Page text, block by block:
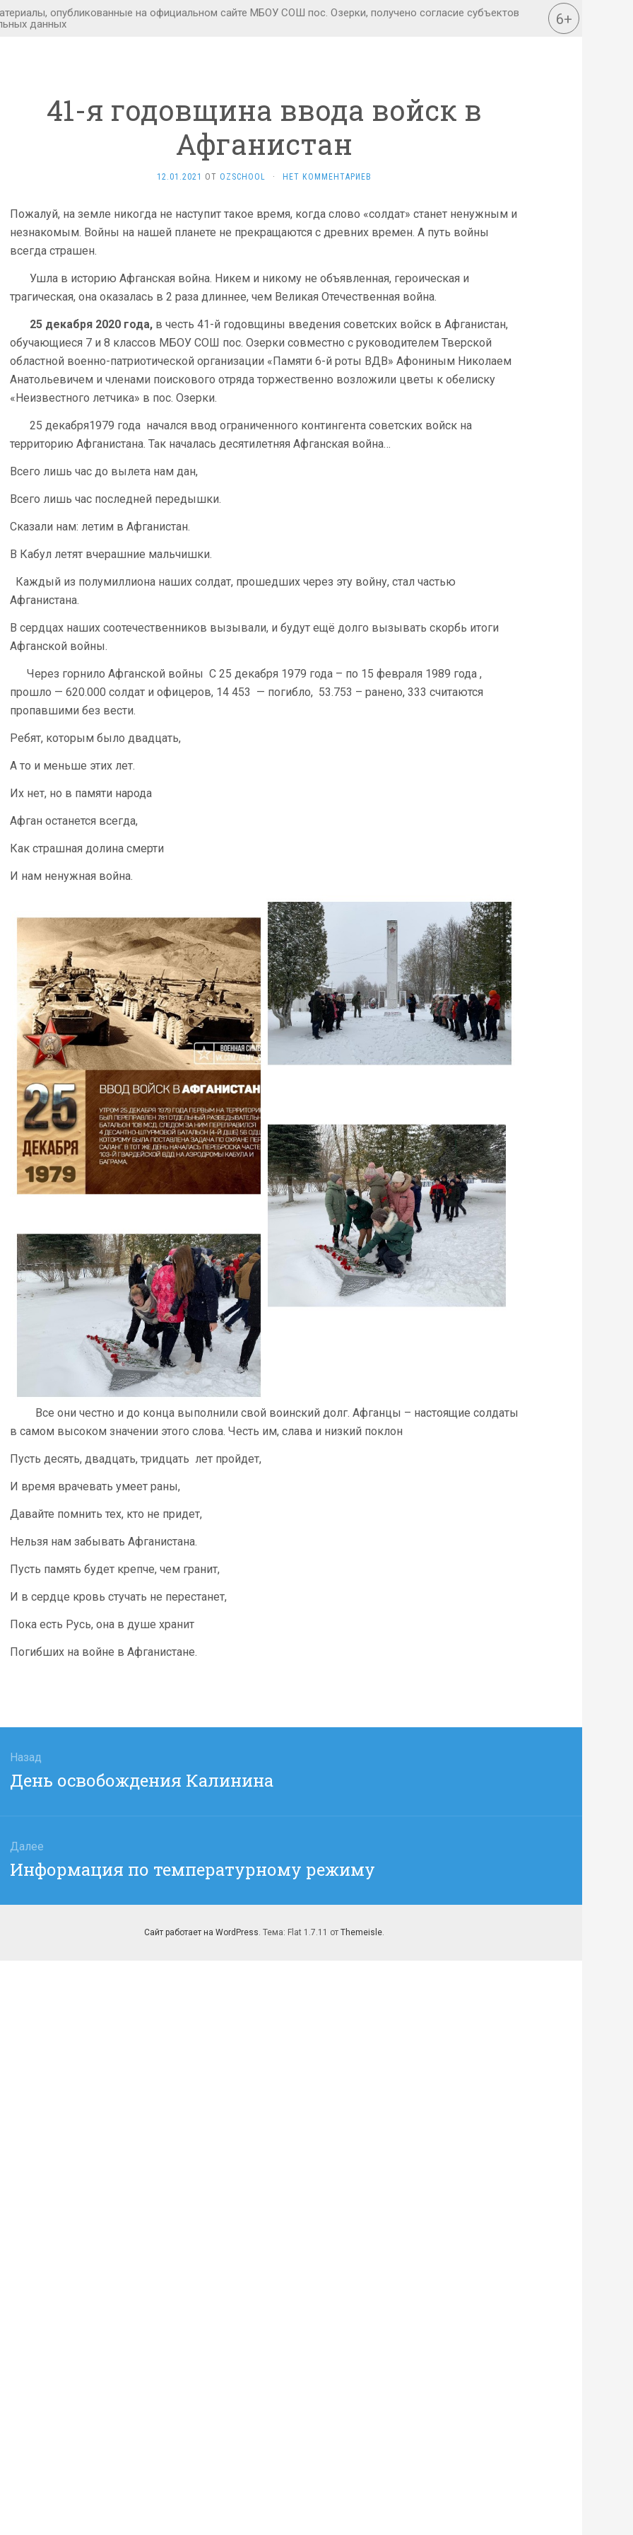
41-я годовщина ввода войск в
Афганистан
12.01.2021 ОТ OZSCHOOL · НЕТ КОММЕНТАРИЕВ
Пожалуй, на земле никогда не наступит такое время, когда слово «солдат» станет ненужным и
незнакомым. Войны на нашей планете не прекращаются с древних времен. А путь войны
всегда страшен.
Ушла в историю Афганская война. Никем и никому не объявленная, героическая и
трагическая, она оказалась в 2 раза длиннее, чем Великая Отечественная война.
25 декабря 2020 года, в честь 41-й годовщины введения советских войск в Афганистан,
обучающиеся 7 и 8 классов МБОУ СОШ пос. Озерки совместно с руководителем Тверской
областной военно-патриотической организации «Памяти 6-й роты ВДВ» Афониным Николаем
Анатольевичем и членами поискового отряда торжественно возложили цветы к обелиску
«Неизвестного летчика» в пос. Озерки.
25 декабря1979 года начался ввод ограниченного контингента советских войск на
территорию Афганистана. Так началась десятилетняя Афганская война…
Всего лишь час до вылета нам дан,
Всего лишь час последней передышки.
Сказали нам: летим в Афганистан.
В Кабул летят вчерашние мальчишки.
Каждый из полумиллиона наших солдат, прошедших через эту войну, стал частью
Афганистана.
В сердцах наших соотечественников вызывали, и будут ещё долго вызывать скорбь итоги
Афганской войны.
Через горнило Афганской войны С 25 декабря 1979 года – по 15 февраля 1989 года ,
прошло — 620.000 солдат и офицеров, 14 453 — погибло, 53.753 – ранено, 333 считаются
пропавшими без вести.
Ребят, которым было двадцать,
А то и меньше этих лет.
Их нет, но в памяти народа
Афган останется всегда,
Как страшная долина смерти
И нам ненужная война.
Все они честно и до конца выполнили свой воинский долг. Афганцы – настоящие солдаты
в самом высоком значении этого слова. Честь им, слава и низкий поклон
Пусть десять, двадцать, тридцать лет пройдет,
И время врачевать умеет раны,
Давайте помнить тех, кто не придет,
Нельзя нам забывать Афганистана.
Пусть память будет крепче, чем гранит,
И в сердце кровь стучать не перестанет,
Пока есть Русь, она в душе хранит
Погибших на войне в Афганистане.
Назад
Предыдущая
запись:
День освобождения Калинина
Далее
Следующая
запись:
Информация по температурному режиму
Сайт работает на WordPress. Тема: Flat 1.7.11 от Themeisle.